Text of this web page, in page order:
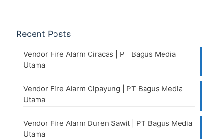
Recent Posts
Vendor Fire Alarm Ciracas | PT Bagus Media
Utama
Vendor Fire Alarm Cipayung | PT Bagus Media
Utama
Vendor Fire Alarm Duren Sawit | PT Bagus Media
Utama